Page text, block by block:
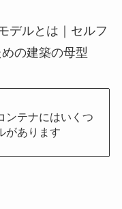
デルとは｜セルフ
の建築の母型
ンテナにはいくつ
があります